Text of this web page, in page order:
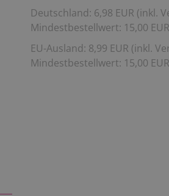
Deutschland: 6,98 EUR (inkl.
Mindestbestellwert: 15,00
EU-Ausland: 8,99 EUR (inkl.
Mindestbestellwert: 15,00